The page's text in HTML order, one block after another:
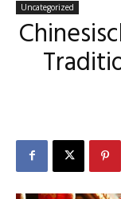
Uncategorized